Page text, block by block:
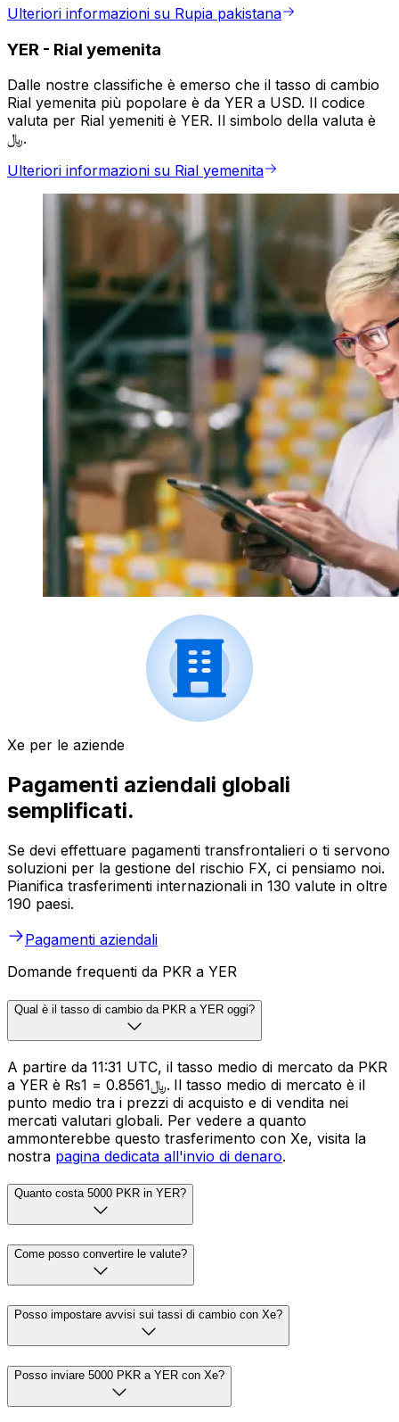
Ulteriori informazioni su Rupia pakistana
YER - Rial yemenita
Dalle nostre classifiche è emerso che il tasso di cambio
Rial yemenita più popolare è da YER a USD. Il codice
valuta per Rial yemeniti è YER. Il simbolo della valuta è
﷼.
Ulteriori informazioni su Rial yemenita
Xe per le aziende
Pagamenti aziendali globali
semplificati.
Se devi effettuare pagamenti transfrontalieri o ti servono
soluzioni per la gestione del rischio FX, ci pensiamo noi.
Pianifica trasferimenti internazionali in 130 valute in oltre
190 paesi.
Pagamenti aziendali
Domande frequenti da PKR a YER
Qual è il tasso di cambio da PKR a YER oggi?
A partire da 11:31 UTC, il tasso medio di mercato da PKR
a YER è ₨1 = ﷼0.8561. Il tasso medio di mercato è il
punto medio tra i prezzi di acquisto e di vendita nei
mercati valutari globali. Per vedere a quanto
ammonterebbe questo trasferimento con Xe, visita la
nostra pagina dedicata all'invio di denaro.
Quanto costa 5000 PKR in YER?
Come posso convertire le valute?
Posso impostare avvisi sui tassi di cambio con Xe?
Posso inviare 5000 PKR a YER con Xe?